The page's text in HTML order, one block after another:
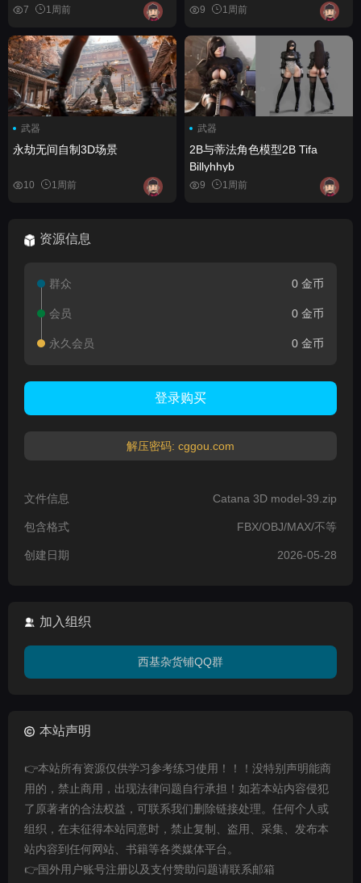
Weapons - Melee Weapons
Pack - Swords, Axes, Maces
7 1周前 9 1周前
武器
永劫无间自制3D场景
10 1周前
武器
2B与蒂法角色模型2B Tifa
Billyhhyb
9 1周前
资源信息
群众 0 金币
会员 0 金币
永久会员 0 金币
登录购买
解压密码: cggou.com
文件信息 Catana 3D model-39.zip
包含格式 FBX/OBJ/MAX/不等
创建日期 2026-05-28
加入组织
西基杂货铺QQ群
本站声明
👉本站所有资源仅供学习参考练习使用！！！没特别声明能商
用的，禁止商用，出现法律问题自行承担！如若本站内容侵犯
了原著者的合法权益，可联系我们删除链接处理。任何个人或
组织，在未征得本站同意时，禁止复制、盗用、采集、发布本
站内容到任何网站、书籍等各类媒体平台。
👉国外用户账号注册以及支付赞助问题请联系邮箱